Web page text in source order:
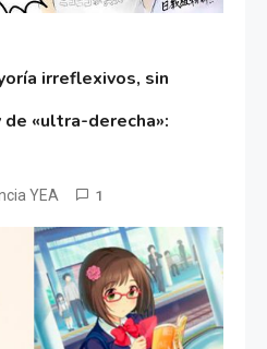
irreflexivos, sin
«ultra-derecha»:
YEA 1